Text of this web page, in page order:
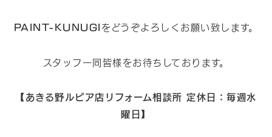
PAINT-KUNUGIをどうぞよろしくお願い致します。
スタッフ一同皆様をお待ちしております。
【あきる野ルピア店リフォーム相談所 定休日：毎週水
曜日】